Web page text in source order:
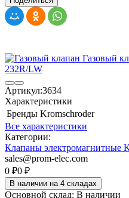
Артикул:3634
Характеристики
Бренды Kromschroder
Все характеристики
Категории:
Клапаны электромагнитные
sales@prom-elec.com
0 ₽0 ₽
В наличии на 4 складах
Основной склад: В наличии